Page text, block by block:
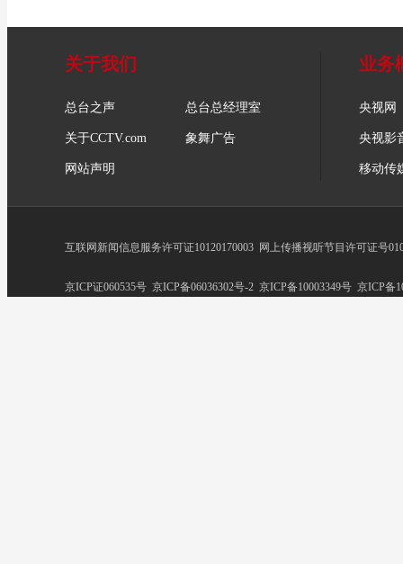
关于我们
总台之声 总台总经理室
关于CCTV.com 象舞广告
网站声明
业务
央视网
央视影
移动传
互联网新闻信息服务许可证10120170003 网上传播视听节目许可证号
京ICP证060535号 京ICP备06036302号-2 京ICP备10003349号 京ICP备